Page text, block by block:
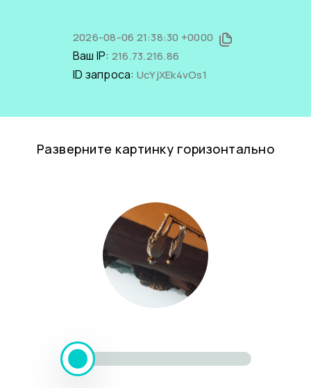
2026-08-06 21:38:30 +0000
Ваш IP: 216.73.216.86
ID запроса: UcYjXEk4vOs1
Разверните картинку горизонтально